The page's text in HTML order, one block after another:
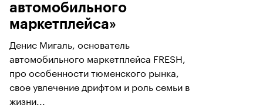
автомобильного
маркетплейса»
Денис Мигаль, основатель
автомобильного маркетплейса FRESH,
про особенности тюменского рынка,
свое увлечение дрифтом и роль семьи в
жизни...